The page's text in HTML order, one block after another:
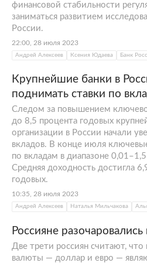
финансовой стабильности
заниматься развитием
России.
22:00, 28 июля 2023
Андрей Алексеев Ксения Юдаева Банк
Крупнейшие банки в
поднимать ставки по
Следом за повышением
до 8,5 процента годовых
организации в России начали
вкладов. В конце июля
по вкладам в диапазоне
Средняя доходность достигла
годовых.
10:35, 28 июля 2023
Андрей Алексеев Наталья Мильчакова
Россияне
Две трети россиян считают,
валюты — доллар и евро —